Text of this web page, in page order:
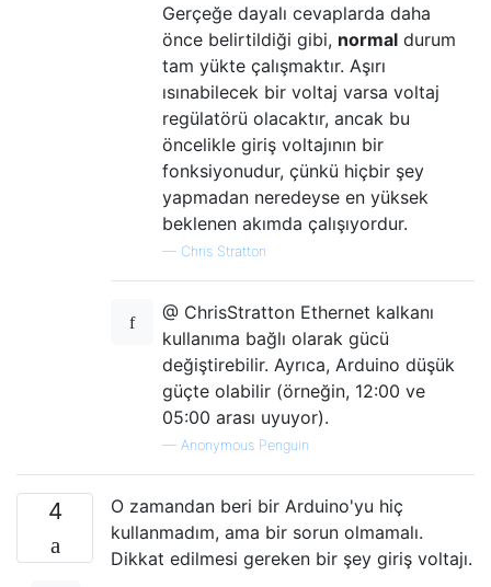
Gerçeğe dayalı cevaplarda daha
önce belirtildiği gibi, normal durum
tam yükte çalışmaktır. Aşırı
ısınabilecek bir voltaj varsa voltaj
regülatörü olacaktır, ancak bu
öncelikle giriş voltajının bir
fonksiyonudur, çünkü hiçbir şey
yapmadan neredeyse en yüksek
beklenen akımda çalışıyordur.
— Chris Stratton
@ ChrisStratton Ethernet kalkanı
kullanıma bağlı olarak gücü
değiştirebilir. Ayrıca, Arduino düşük
güçte olabilir (örneğin, 12:00 ve
05:00 arası uyuyor).
— Anonymous Penguin
4
O zamandan beri bir Arduino'yu hiç
kullanmadım, ama bir sorun olmamalı.
Dikkat edilmesi gereken bir şey giriş voltajı.